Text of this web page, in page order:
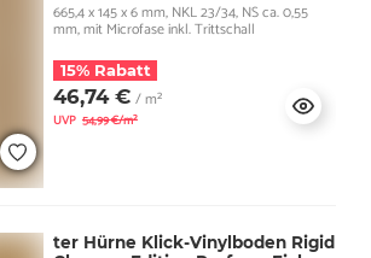
665,4 x 145 x 6 mm, NKL 23/34, NS ca. 0,55
mm, mit Microfase inkl. Trittschall
15% Rabatt
46,74 € / m²
UVP 54,99 €/m²
ter Hürne Klick-Vinylboden Rigid